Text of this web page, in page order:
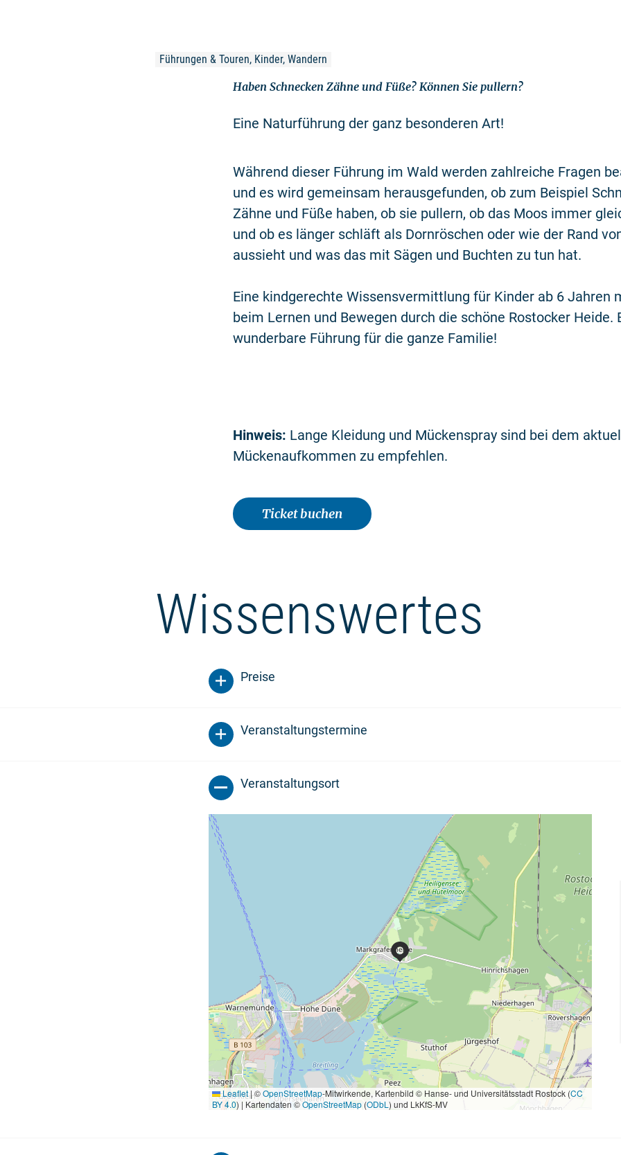
Führungen & Touren, Kinder, Wandern
Haben Schnecken Zähne und Füße? Können Sie pullern?
Eine Naturführung der ganz besonderen Art!
Während dieser Führung im Wald werden zahlreiche Fragen
und es wird gemeinsam herausgefunden, ob zum Beispiel
Zähne und Füße haben, ob sie pullern, ob das Moos immer
und ob es länger schläft als Dornröschen oder wie der Rand
aussieht und was das mit Sägen und Buchten zu tun hat.
Eine kindgerechte Wissensvermittlung für Kinder ab 6 Jahren
beim Lernen und Bewegen durch die schöne Rostocker Heide.
wunderbare Führung für die ganze Familie!
Hinweis: Lange Kleidung und Mückenspray sind bei dem
Mückenaufkommen zu empfehlen.
Ticket buchen
Wissenswertes
Preise
Veranstaltungstermine
Veranstaltungsort
Leaflet|©OpenStreetMap-Mitwirkende, Kartenbild © Hanse- und Universitätsstadt Rostock (CC
BY 4.0) | Kartendaten ©OpenStreetMap(ODbL ) und LkKfS-MV